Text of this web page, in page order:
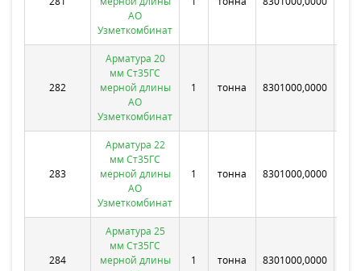
АО
Узметкомбинат
282
Арматура 20
мм Ст35ГС
мерной длины
АО
Узметкомбинат
1 тонна 8301000,0000
283
Арматура 22
мм Ст35ГС
мерной длины
АО
Узметкомбинат
1 тонна 8301000,0000
284
Арматура 25
мм Ст35ГС
мерной длины
1 тонна 8301000,0000